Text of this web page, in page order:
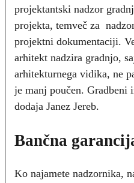
projektantski nadzor
projekta, temveč za
projektni dokumentaciji.
arhitekt nadzira gradnjo,
arhitekturnega vidika, ne
je manj poučen. Gradbeni
dodaja Janez Jereb.
Bančna
Ko najamete nadzornika,